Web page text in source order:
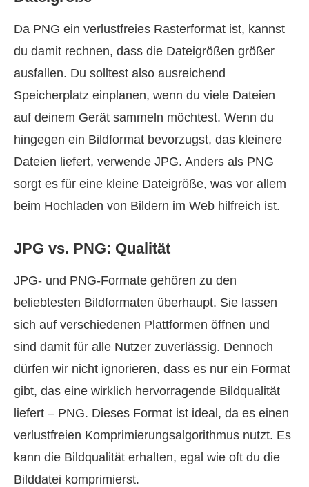
Da PNG ein verlustfreies Rasterformat ist, kannst
du damit rechnen, dass die Dateigrößen größer
ausfallen. Du solltest also ausreichend
Speicherplatz einplanen, wenn du viele Dateien
auf deinem Gerät sammeln möchtest. Wenn du
hingegen ein Bildformat bevorzugst, das kleinere
Dateien liefert, verwende JPG. Anders als PNG
sorgt es für eine kleine Dateigröße, was vor allem
beim Hochladen von Bildern im Web hilfreich ist.
JPG vs. PNG: Qualität
JPG- und PNG-Formate gehören zu den
beliebtesten Bildformaten überhaupt. Sie lassen
sich auf verschiedenen Plattformen öffnen und
sind damit für alle Nutzer zuverlässig. Dennoch
dürfen wir nicht ignorieren, dass es nur ein Format
gibt, das eine wirklich hervorragende Bildqualität
liefert – PNG. Dieses Format ist ideal, da es einen
verlustfreien Komprimierungsalgorithmus nutzt. Es
kann die Bildqualität erhalten, egal wie oft du die
Bilddatei komprimierst.